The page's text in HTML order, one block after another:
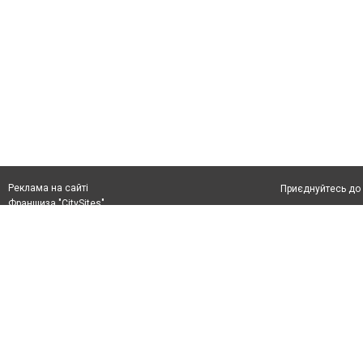
Реклама на сайті
Франшиза "CitySites"
Приєднуйтесь до